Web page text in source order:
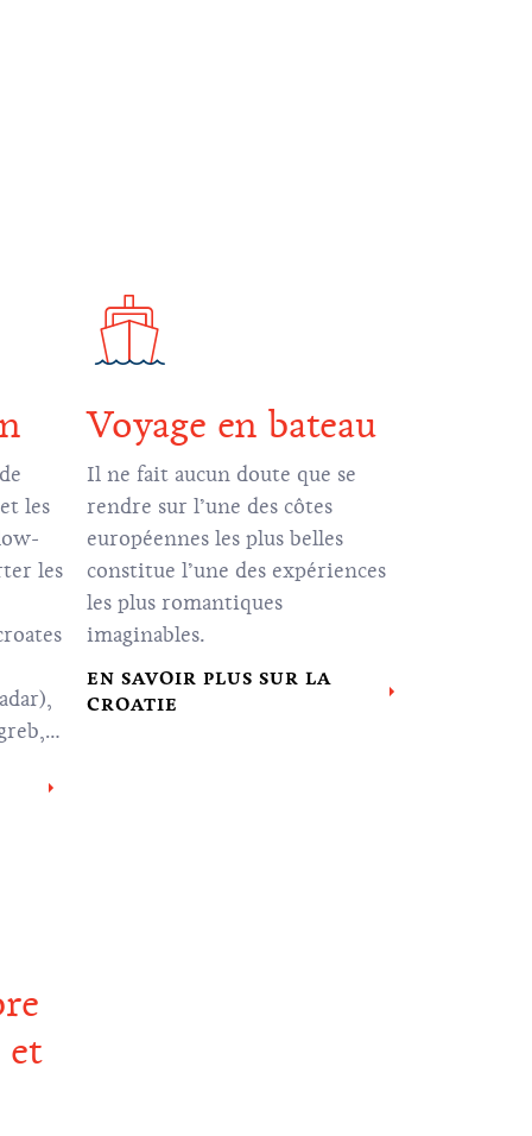
les
les
),
,
Voyage en bateau
Il ne fait aucun doute que se
rendre sur l’une des côtes
européennes les plus belles
constitue l’une des expériences
les plus romantiques
imaginables.
EN SAVOIR PLUS SUR LA
CROATIE
et